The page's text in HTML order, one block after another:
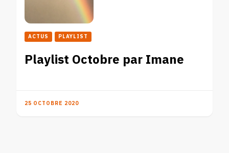
ACTUS PLAYLIST
Playlist Octobre par Imane
25 OCTOBRE 2020